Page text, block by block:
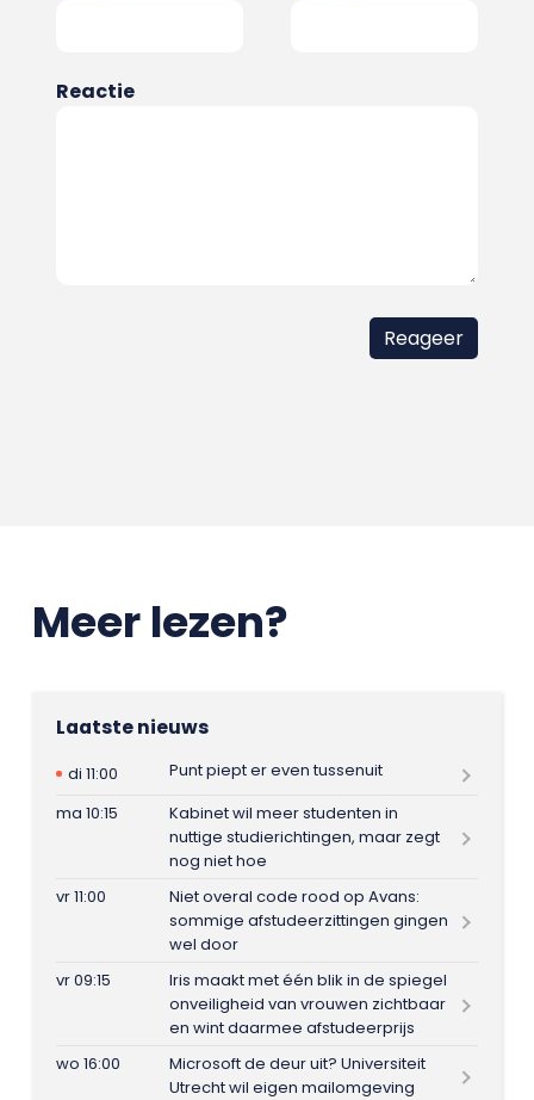
Reactie
Meer lezen?
Laatste nieuws
di 11:00
Punt piept er even tussenuit
ma 10:15
Kabinet wil meer studenten in
nuttige studierichtingen, maar zegt
nog niet hoe
vr 11:00
Niet overal code rood op Avans:
sommige afstudeerzittingen gingen
wel door
vr 09:15
Iris maakt met één blik in de spiegel
onveiligheid van vrouwen zichtbaar
en wint daarmee afstudeerprijs
wo 16:00
Microsoft de deur uit? Universiteit
Utrecht wil eigen mailomgeving